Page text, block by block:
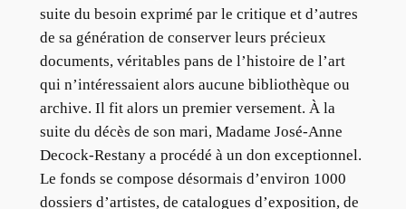
suite du besoin exprimé par le critique et d’autres
de sa génération de conserver leurs précieux
documents, véritables pans de l’histoire de l’art
qui n’intéressaient alors aucune bibliothèque ou
archive. Il fit alors un premier versement. À la
suite du décès de son mari, Madame José-Anne
Decock-Restany a procédé à un don exceptionnel.
Le fonds se compose désormais d’environ 1000
dossiers d’artistes, de catalogues d’exposition, de